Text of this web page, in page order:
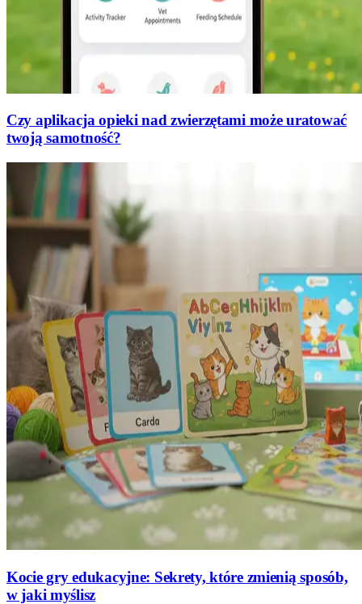
Czy aplikacja opieki nad zwierzętami może uratować
twoją samotność?
Kocie gry edukacyjne: Sekrety, które zmienią sposób,
w jaki myślisz